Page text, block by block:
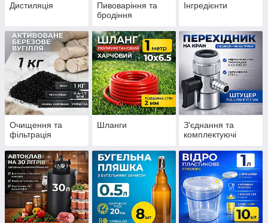
Дистиляція
Пивоваріння та
бродіння
Інгредієнти
Очищення та
фільтрація
Шланги
З'єднання та
комплектуючі